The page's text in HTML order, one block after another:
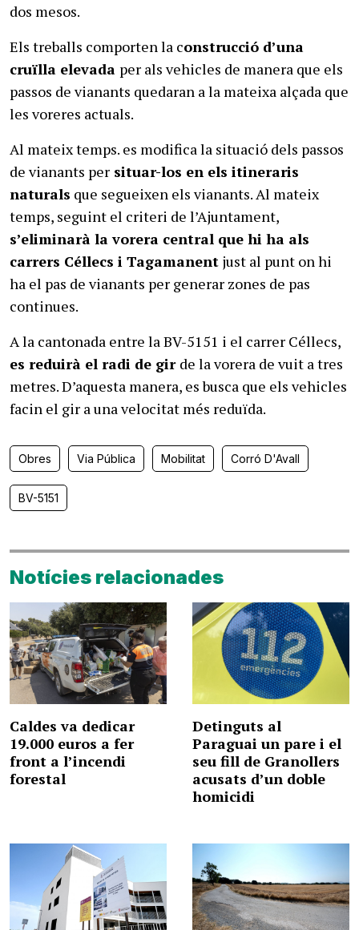
dos mesos.
Els treballs comporten la construcció d’una
cruïlla elevada per als vehicles de manera que els
passos de vianants quedaran a la mateixa alçada que
les voreres actuals.
Al mateix temps. es modifica la situació dels passos
de vianants per situar-los en els itineraris
naturals que segueixen els vianants. Al mateix
temps, seguint el criteri de l’Ajuntament,
s’eliminarà la vorera central que hi ha als
carrers Céllecs i Tagamanent just al punt on hi
ha el pas de vianants per generar zones de pas
continues.
A la cantonada entre la BV-5151 i el carrer Céllecs,
es reduirà el radi de gir de la vorera de vuit a tres
metres. D’aquesta manera, es busca que els vehicles
facin el gir a una velocitat més reduïda.
Obres Via Pública Mobilitat Corró D'Avall
BV-5151
Notícies relacionades
Caldes va dedicar
19.000 euros a fer
front a l’incendi
forestal
Detinguts al
Paraguai un pare i el
seu fill de Granollers
acusats d’un doble
homicidi